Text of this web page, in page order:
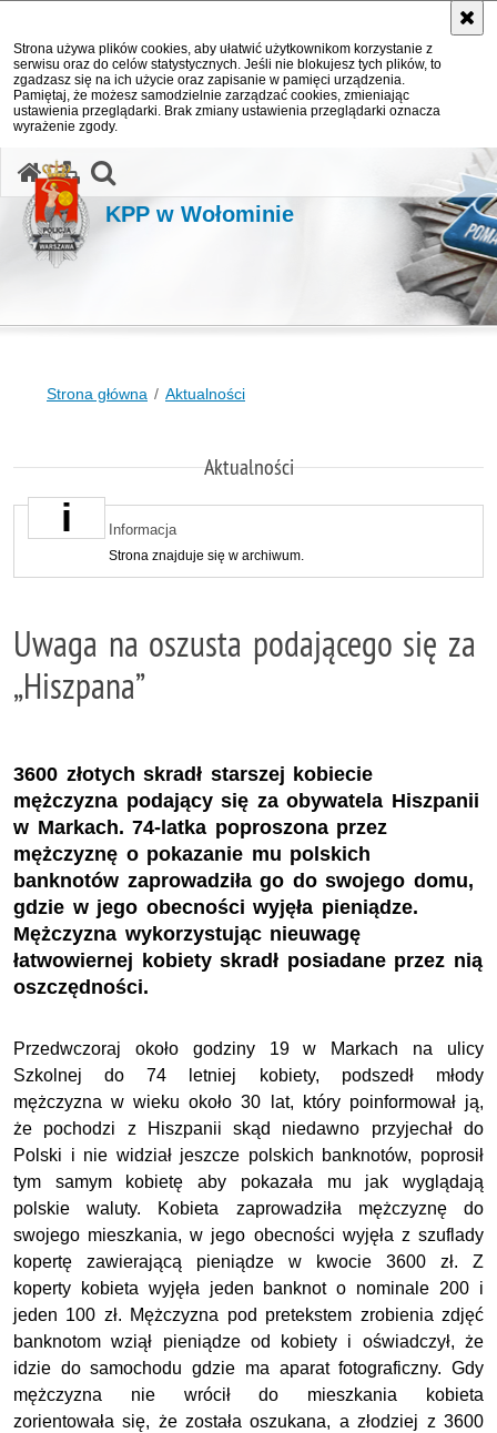
Strona używa plików cookies, aby ułatwić użytkownikom korzystanie z
serwisu oraz do celów statystycznych. Jeśli nie blokujesz tych plików, to
zgadzasz się na ich użycie oraz zapisanie w pamięci urządzenia.
Pamiętaj, że możesz samodzielnie zarządzać cookies, zmieniając
ustawienia przeglądarki. Brak zmiany ustawienia przeglądarki oznacza
wyrażenie zgody.
KPP w Wołominie
Strona główna Aktualności
Aktualności
Informacja
Strona znajduje się w archiwum.
Uwaga na oszusta podającego się za
„Hiszpana”
3600 złotych skradł starszej kobiecie
mężczyzna podający się za obywatela Hiszpanii
w Markach. 74-latka poproszona przez
mężczyznę o pokazanie mu polskich
banknotów zaprowadziła go do swojego domu,
gdzie w jego obecności wyjęła pieniądze.
Mężczyzna wykorzystując nieuwagę
łatwowiernej kobiety skradł posiadane przez nią
oszczędności.
Przedwczoraj około godziny 19 w Markach na ulicy
Szkolnej do 74 letniej kobiety, podszedł młody
mężczyzna w wieku około 30 lat, który poinformował ją,
że pochodzi z Hiszpanii skąd niedawno przyjechał do
Polski i nie widział jeszcze polskich banknotów, poprosił
tym samym kobietę aby pokazała mu jak wyglądają
polskie waluty. Kobieta zaprowadziła mężczyznę do
swojego mieszkania, w jego obecności wyjęła z szuflady
kopertę zawierającą pieniądze w kwocie 3600 zł. Z
koperty kobieta wyjęła jeden banknot o nominale 200 i
jeden 100 zł. Mężczyzna pod pretekstem zrobienia zdjęć
banknotom wziął pieniądze od kobiety i oświadczył, że
idzie do samochodu gdzie ma aparat fotograficzny. Gdy
mężczyzna nie wrócił do mieszkania kobieta
zorientowała się, że została oszukana, a złodziej z 3600